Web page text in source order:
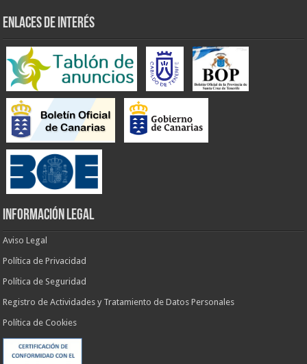
ENLACES DE INTERÉS
INFORMACIÓN LEGAL
Aviso Legal
Política de Privacidad
Política de Seguridad
Registro de Actividades y Tratamiento de Datos Personales
Política de Cookies